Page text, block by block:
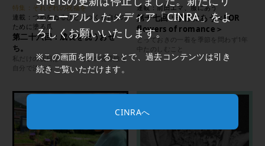
ニューアルしたメディア「CINRA」をよ
ろしくお願いいたします。
※この画面を閉じることで、過去コンテンツは引き
続きご覧いただけます。
CINRAへ
特集：それぞれの祝福を
連載：つめをぬるひととつくる自分の
ために塗る爪
第二十六回：成長を祝うおせ
ち。
私だけの祝日は、ハレとケの境界線を
自分で決める
連載：前田エマ、服にあう
第十七回：季節にあう＜FOR
flowers of romance＞
とっておきの一着を季節を問わず1年
中たのしむこと